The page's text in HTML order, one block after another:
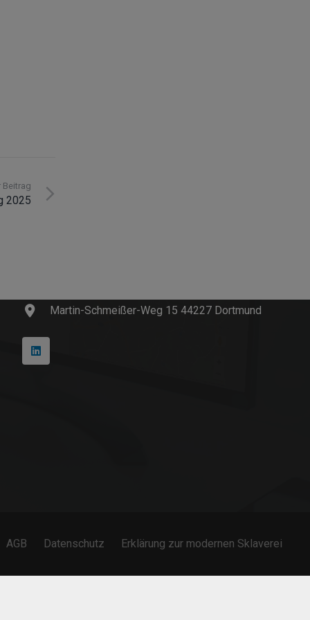
Beitrag
2025
Martin-Schmeißer-Weg 15 44227 Dortmund
AGB Datenschutz Erklärung zur modernen Sklaverei